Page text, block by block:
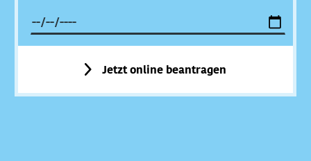
Jetzt online beantragen